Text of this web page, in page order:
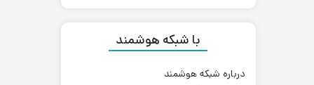
با شبکه هوشمند
درباره شبکه هوشمند